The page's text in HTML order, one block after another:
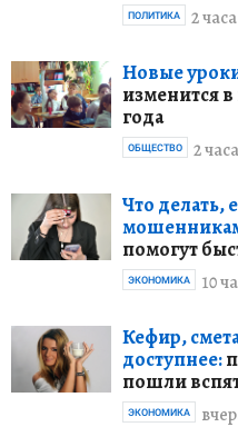
2
ПОЛИТИКА
Новые
изменится в
года
2
ОБЩЕСТВО
Что делать,
помогут
10
ЭКОНОМИКА
Кефир,
доступнее:
пошли
ЭКОНОМИКА